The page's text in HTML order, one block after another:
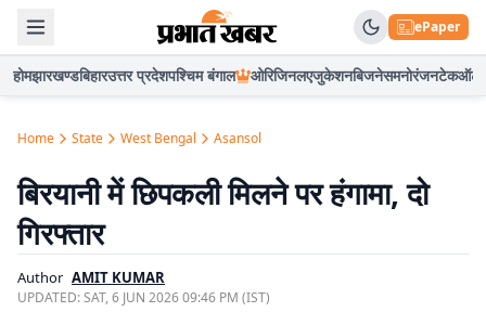
ePaper
होमझारखण्डबिहारउत्तर प्रदेशपश्चिम बंगाल ओरिजिनलएजुकेशनबिजनेसमनोरंजनटेकऑटो
Home State West Bengal Asansol
बिरयानी में छिपकली मिलने पर हंगामा, दो
गिरफ्तार
Author AMIT KUMAR
UPDATED:SAT, 6 JUN 2026 09:46 PM (IST)